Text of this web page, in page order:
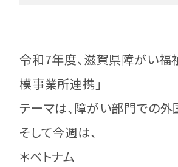
令和7年度、滋賀県障がい福
模事業所連携」
テーマは、障がい部門での外
そして今週は、
＊ベトナム